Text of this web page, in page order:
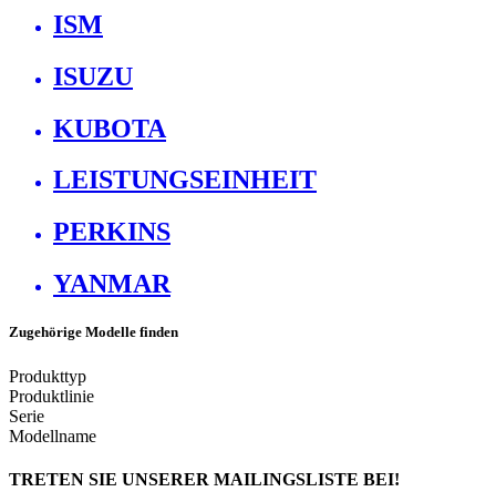
ISM
ISUZU
KUBOTA
LEISTUNGSEINHEIT
PERKINS
YANMAR
Zugehörige Modelle finden
Produkttyp
Produktlinie
Serie
Modellname
TRETEN SIE UNSERER MAILINGSLISTE BEI!